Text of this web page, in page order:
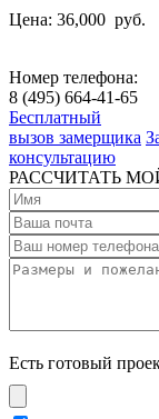
Цена: 36,000 руб.
Номер телефона:
8 (495) 664-41-65
Бесплатный
вызов замерщика
консультацию
РАССЧИТАТЬ
Есть готовый